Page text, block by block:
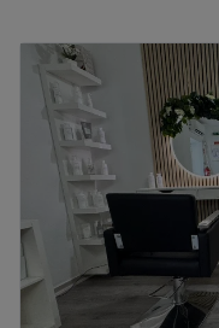
Terça-feira
Quarta-feira
Quinta-feira
Sexta-feira
Sábado
Domingo
Especialistas em
Quarteira e região do
Salon oferecemos